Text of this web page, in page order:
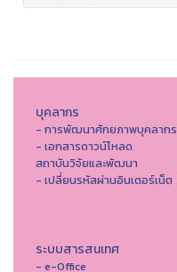
บุคลากร
- การพัฒนาศักยภาพบุคลากร
- เอกสารดาวน์โหลด
สถาบันวิจัยและพัฒนา
- เปลี่ยนรหัสผ่านอินเตอร์เน็ต
ระบบสารสนเทศ
- e-Office